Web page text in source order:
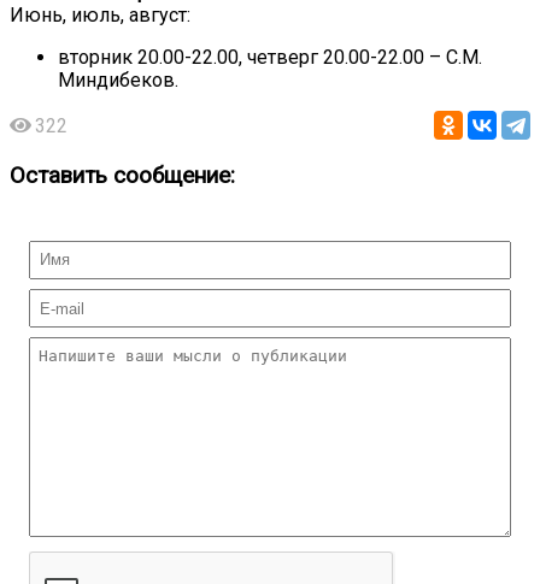
Июнь, июль, август:
вторник 20.00-22.00, четверг 20.00-22.00 – С.М.
Миндибеков.
322
Оставить сообщение: